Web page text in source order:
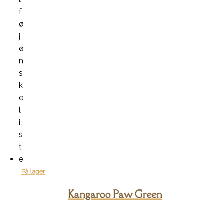
f
ø
j
ø
n
s
k
e
l
i
s
t
e
På lager
Kangaroo Paw Green